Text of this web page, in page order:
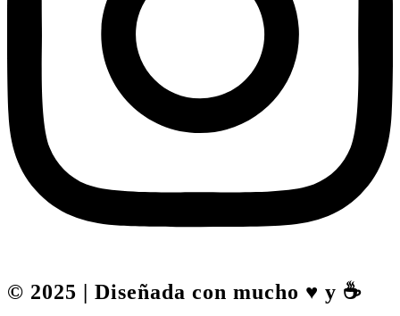
© 2025 | Diseñada con mucho ♥️ y ☕